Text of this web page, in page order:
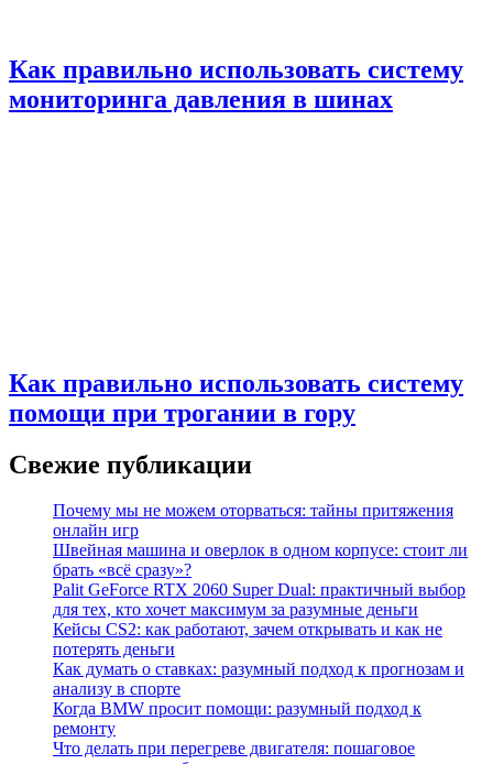
Как правильно использовать систему
мониторинга давления в шинах
Как правильно использовать систему
помощи при трогании в гору
Свежие публикации
Почему мы не можем оторваться: тайны притяжения
онлайн игр
Швейная машина и оверлок в одном корпусе: стоит ли
брать «всё сразу»?
Palit GeForce RTX 2060 Super Dual: практичный выбор
для тех, кто хочет максимум за разумные деньги
Кейсы CS2: как работают, зачем открывать и как не
потерять деньги
Как думать о ставках: разумный подход к прогнозам и
анализу в спорте
Когда BMW просит помощи: разумный подход к
ремонту
Что делать при перегреве двигателя: пошаговое